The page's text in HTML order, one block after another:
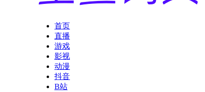
首页
直播
游戏
影视
动漫
抖音
B站